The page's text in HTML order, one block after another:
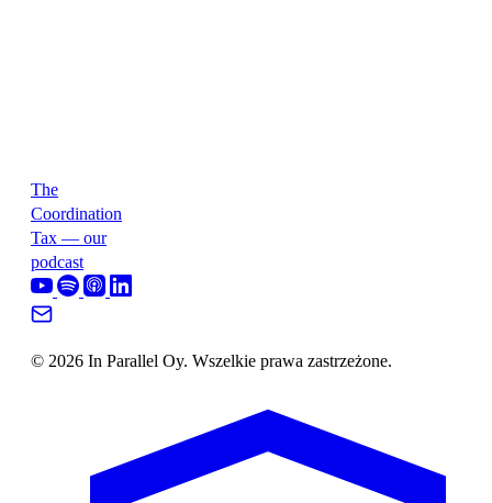
The
Coordination
Tax — our
podcast
© 2026 In Parallel Oy. Wszelkie prawa zastrzeżone.